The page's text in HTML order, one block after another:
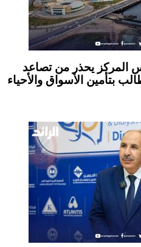
المركز يحذر من تصاعد
بتأمين الأسواق والأحياء